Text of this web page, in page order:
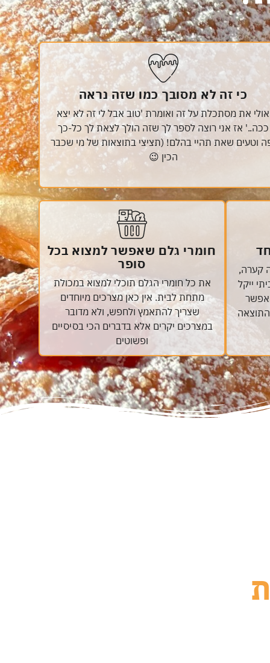
כי זה לא מסובך כמו שזה נראה
אולי את מסתכלת על זה ואומרת 'טוב אבל לי זה לא יצא
ככה..' אז אני רוצה לספר לך שזה הולך לצאת לך כל-כך
וטעים שאת תהיי בהלם! (תציצי בתוצאות של מי שכבר
הכין 😉
קערה,
ייקל
אפשר
התוצאה
חומרי גלם שאפשר למצוא בכל
סופר
את כל חומרי הגלם תוכלי למצוא במכולת
מתחת לבית. אין כאן מצרכים מיוחדים
שצריך להתאמץ ולחפש, ולא מדובר
במצרכים יקרים אלא בדברים הכי בסיסיים
ופשוטים